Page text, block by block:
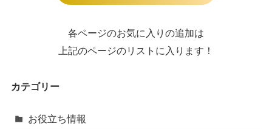
各ページのお気に入りの追加は
上記のページのリストに入ります！
カテゴリー
お役立ち情報